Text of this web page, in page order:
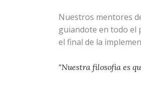
Nuestros mentores
guiandote en todo el
el final de la
"Nuestra filosofia es